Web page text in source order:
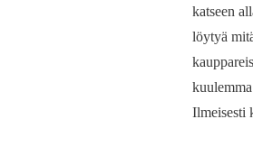
katseen
löytyä
Ilmeisesti